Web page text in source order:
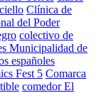
Clínica de
del Poder
colectivo de
Municipalidad de
españoles
Fest 5 Comarca
comedor El